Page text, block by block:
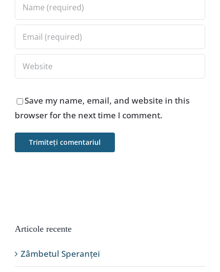
Save my name, email, and website in this
browser for the next time I comment.
Articole recente
Zâmbetul Speranței